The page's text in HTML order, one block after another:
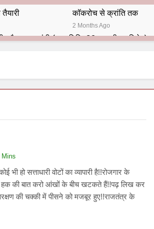
कॉकरोच से क्रांति तक
2 Months Ago
भारतीय राजनीति में आज भी प्रासांगिक एव अद्वीतीय है महात्मा गांधी (पुण्य तिथि-30 जनवरी पर विशेष)
में स्मारक निर्माण की दिशा में बढ़ते कदम
ने की एयर स्ट्राइक (ऑपरेशन सिन्दूर)
‘राष्ट्रीय प्रबुद्ध ब्राह्मण‌ महासम्मेलन‌’ का सफल
Mins
हो सत्ताधारी वोटों का व्यापारी है!!रोजगार के
की बात करो आंखों के बीच खटकते हैं!!पढ़ लिख कर
की चक्की में पीसने को मजबूर हुए!!राजतंत्र के